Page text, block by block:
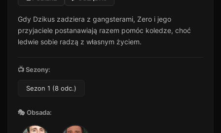
Gdy Dzikus zadziera z gangsterami, Zero i jego
przyjaciele postanawiają razem pomóc koledze, choć
ledwie sobie radzą z własnym życiem.
📺 Sezony:
Sezon 1 (8 odc.)
🎭 Obsada: